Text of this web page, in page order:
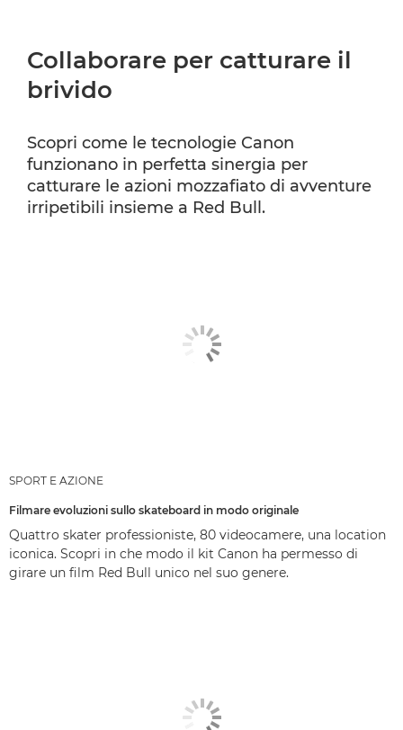
Collaborare per catturare il
brivido
Scopri come le tecnologie Canon
funzionano in perfetta sinergia per
catturare le azioni mozzafiato di avventure
irripetibili insieme a Red Bull.
SPORT E AZIONE
Filmare evoluzioni sullo skateboard in modo originale
Quattro skater professioniste, 80 videocamere, una location
iconica. Scopri in che modo il kit Canon ha permesso di
girare un film Red Bull unico nel suo genere.